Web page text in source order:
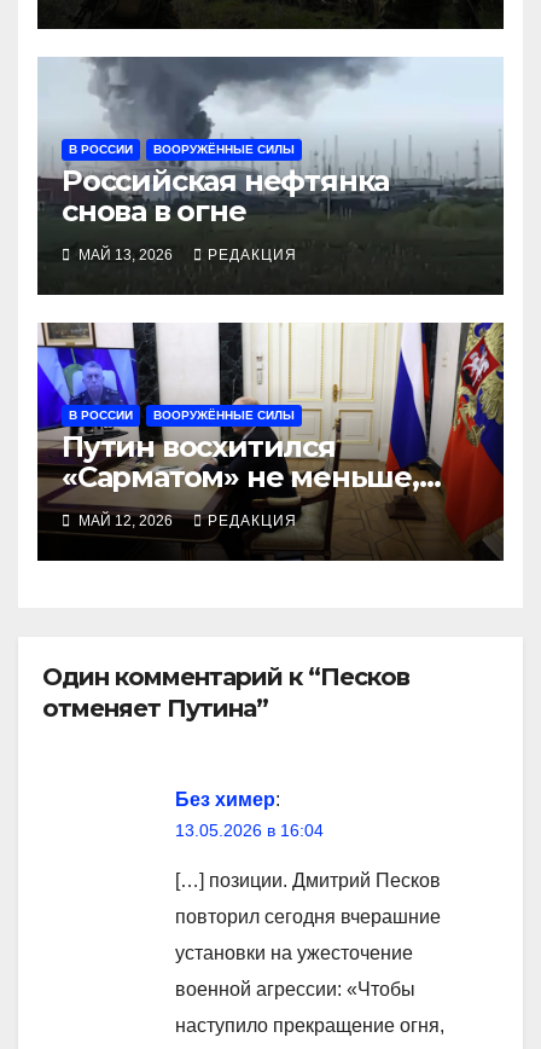
В РОССИИ ВООРУЖЁННЫЕ СИЛЫ
Российская нефтянка
снова в огне
МАЙ 13, 2026 РЕДАКЦИЯ
В РОССИИ ВООРУЖЁННЫЕ СИЛЫ
Путин восхитился
«Сарматом» не меньше,
чем «Орешником»
МАЙ 12, 2026 РЕДАКЦИЯ
Один комментарий к “Песков
отменяет Путина”
Без химер:
13.05.2026 в 16:04
[…] позиции. Дмитрий Песков
повторил сегодня вчерашние
установки на ужесточение
военной агрессии: «Чтобы
наступило прекращение огня,